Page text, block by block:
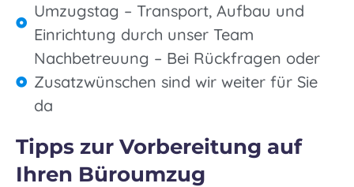
Umzugstag – Transport, Aufbau und
Einrichtung durch unser Team
Nachbetreuung – Bei Rückfragen oder
Zusatzwünschen sind wir weiter für Sie
da
Tipps zur Vorbereitung auf
Ihren Büroumzug